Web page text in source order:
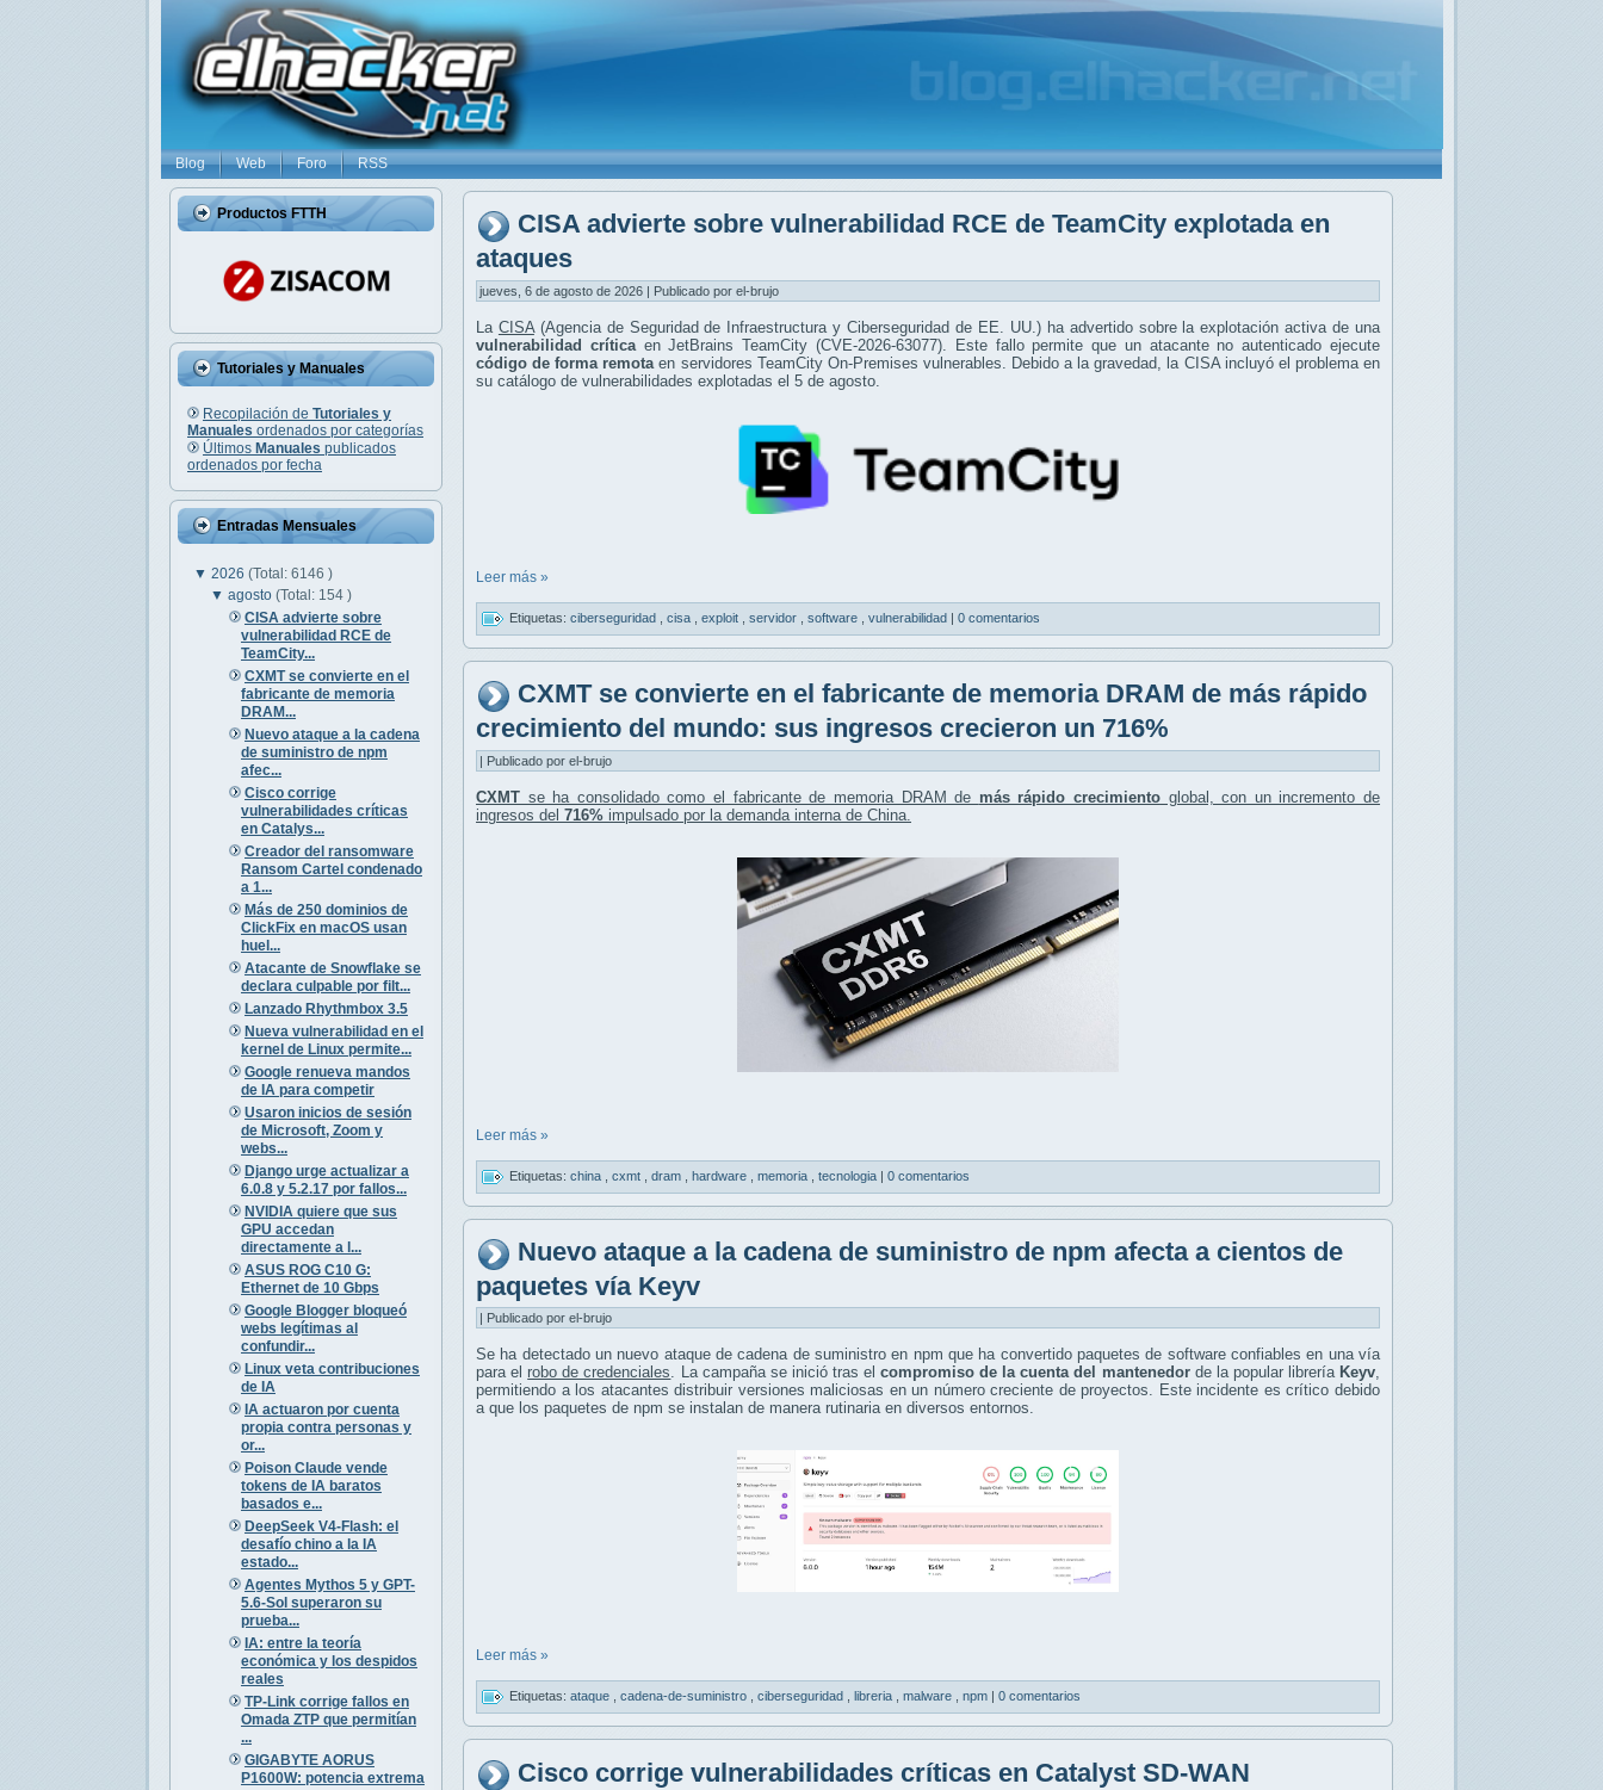
Blog Web Foro RSS
Productos FTTH
Tutoriales y Manuales
Recopilación de Tutoriales y
Manuales ordenados por categorías
Últimos Manuales publicados
ordenados por fecha
Entradas Mensuales
▼ 2026 (Total: 6146 )
▼agosto(Total: 154 )
CISA advierte sobre
vulnerabilidad RCE de
TeamCity...
CXMT se convierte en el
fabricante de memoria
DRAM...
Nuevo ataque a la cadena
de suministro de npm
afec...
Cisco corrige
vulnerabilidades críticas
en Catalys...
Creador del ransomware
Ransom Cartel condenado
a 1...
Más de 250 dominios de
ClickFix en macOS usan
huel...
Atacante de Snowflake se
declara culpable por filt...
Lanzado Rhythmbox 3.5
Nueva vulnerabilidad en el
kernel de Linux permite...
Google renueva mandos
de IA para competir
Usaron inicios de sesión
de Microsoft, Zoom y
webs...
Django urge actualizar a
6.0.8 y 5.2.17 por fallos...
NVIDIA quiere que sus
GPU accedan
directamente a l...
ASUS ROG C10 G:
Ethernet de 10 Gbps
Google Blogger bloqueó
webs legítimas al
confundir...
Linux veta contribuciones
de IA
IA actuaron por cuenta
propia contra personas y
or...
Poison Claude vende
tokens de IA baratos
basados e...
DeepSeek V4-Flash: el
desafío chino a la IA
estado...
Agentes Mythos 5 y GPT-
5.6-Sol superaron su
prueba...
IA: entre la teoría
económica y los despidos
reales
TP-Link corrige fallos en
Omada ZTP que permitían
...
GIGABYTE AORUS
P1600W: potencia extrema
CISA advierte sobre vulnerabilidad RCE de TeamCity explotada en
ataques
jueves, 6 de agosto de 2026 | Publicado por el-brujo
La CISA(Agencia de Seguridad de Infraestructura y Ciberseguridad de EE. UU.) ha advertido sobre la explotación activa de una
vulnerabilidad críticaen JetBrains TeamCity (CVE-2026-63077). Este fallo permite que un atacante no autenticado ejecute
código de forma remota en servidores TeamCity On-Premises vulnerables. Debido a la gravedad, la CISA incluyó el problema en
su catálogo de vulnerabilidades explotadas el 5 de agosto.
Leer más »
Etiquetas: ciberseguridad cisa exploit servidor software vulnerabilidad | 0 comentarios
CXMT se convierte en el fabricante de memoria DRAM de más rápido
crecimiento del mundo: sus ingresos crecieron un 716%
| Publicado por el-brujo
CXMT se ha consolidado como el fabricante de memoria DRAM de más rápido crecimientoglobal, con un incremento de
ingresos del 716% impulsado por la demanda interna de China.
Leer más »
Etiquetas: china cxmt dram hardware memoria tecnologia | 0 comentarios
Nuevo ataque a la cadena de suministro de npm afecta a cientos de
paquetes vía Keyv
| Publicado por el-brujo
Se ha detectado un nuevo ataque de cadena de suministro en npm que ha convertido paquetes de software confiables en una vía
para el robo de credenciales. La campaña se inició tras elcompromiso de la cuenta del mantenedorde la popular librería Keyv,
permitiendo a los atacantes distribuir versiones maliciosas en un número creciente de proyectos. Este incidente es crítico debido
a que los paquetes de npm se instalan de manera rutinaria en diversos entornos.
Leer más »
Etiquetas: ataque cadena-de-suministro ciberseguridad libreria malware npm 0 comentarios
Cisco corrige vulnerabilidades críticas en Catalyst SD-WAN